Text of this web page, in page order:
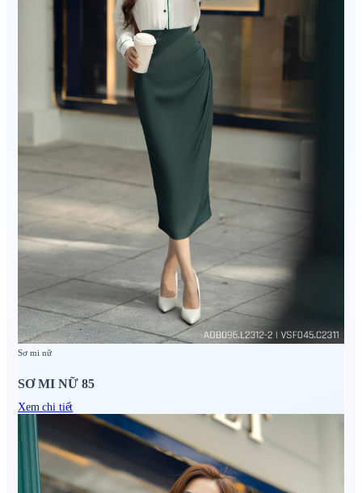
Sơ mi nữ
SƠ MI NỮ 85
Xem chi tiết